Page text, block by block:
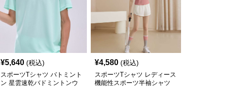
¥5,640 (税込)
スポーツTシャツ バトミント
ン 星雲速乾バドミントンウ
¥4,580 (税込)
スポーツTシャツ レディース
機能性スポーツ半袖シャツ